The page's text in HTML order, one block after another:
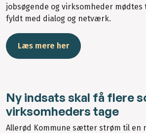
jobsøgende og virksomheder
fyldt med dialog og netværk.
Læs mere her
Ny indsats skal få flere
virksomheders tage
Allerød Kommune sætter strøm til en